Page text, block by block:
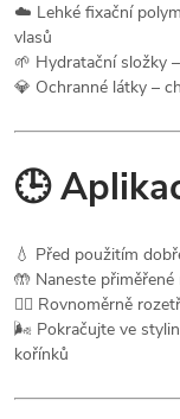
☁️ Lehké fixační
vlasů
🌱 Hydratační složky
💎 Ochranné látky –
🕒
💧 Před použitím
🤲 Naneste
💆‍♀️ Rovnoměrně
🌬️ Pokračujte ve
kořínků